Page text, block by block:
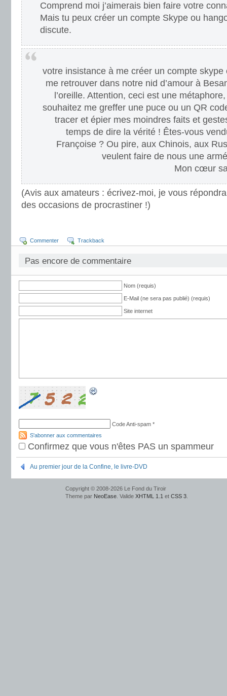
Comprend moi j’aimerais bien faire votre
Mais tu peux créer un compte Skype ou
discute.
votre insistance à me créer un compte skype
me retrouver dans notre nid d’amour à
l’oreille. Attention, ceci est une
souhaitez me greffer une puce ou un QR
tracer et épier mes moindres faits et
temps de dire la vérité ! Êtes-vous
Françoise ? Ou pire, aux Chinois, aux
veulent faire de nous une
Mon cœur
(Avis aux amateurs : écrivez-moi, je vous répondrai
des occasions de procrastiner !)
Commenter Trackback
Pas encore de commentaire
Nom (requis)
E-Mail (ne sera pas publié) (requis)
Site internet
Code Anti-spam *
S'abonner aux commentaires
Confirmez que vous n'êtes PAS un spammeur
Au premier jour de la Confine, le livre-DVD
Copyright © 2008-2026 Le Fond du Tiroir
Theme par NeoEase . Valide XHTML 1.1 et CSS 3